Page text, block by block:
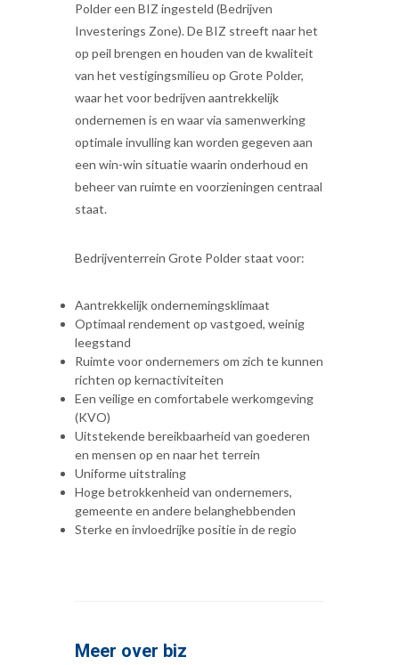
Polder een BIZ ingesteld (Bedrijven
Investerings Zone). De BIZ streeft naar het
op peil brengen en houden van de kwaliteit
van het vestigingsmilieu op Grote Polder,
waar het voor bedrijven aantrekkelijk
ondernemen is en waar via samenwerking
optimale invulling kan worden gegeven aan
een win-win situatie waarin onderhoud en
beheer van ruimte en voorzieningen centraal
staat.
Bedrijventerrein Grote Polder staat voor:
Aantrekkelijk ondernemingsklimaat
Optimaal rendement op vastgoed, weinig
leegstand
Ruimte voor ondernemers om zich te kunnen
richten op kernactiviteiten
Een veilige en comfortabele werkomgeving
(KVO)
Uitstekende bereikbaarheid van goederen
en mensen op en naar het terrein
Uniforme uitstraling
Hoge betrokkenheid van ondernemers,
gemeente en andere belanghebbenden
Sterke en invloedrijke positie in de regio
Meer over biz